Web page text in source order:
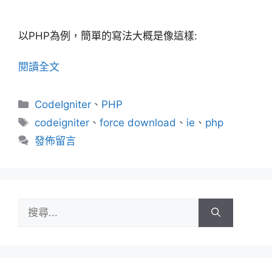
以PHP為例，簡單的寫法大概是像這樣:
閱讀全文
分
CodeIgniter 、 PHP
標
籤
codeigniter 、force download 、 ie 、 php
發佈留言
尋: